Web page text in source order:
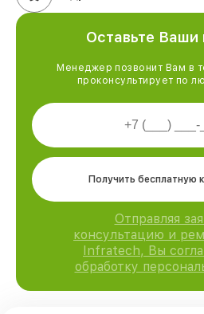
Оставьте Ваши
Менеджер позвонит Вам в
проконсультирует по
Получить бесплатную
Отправляя
консультацию и
Infratech, Вы
обработку